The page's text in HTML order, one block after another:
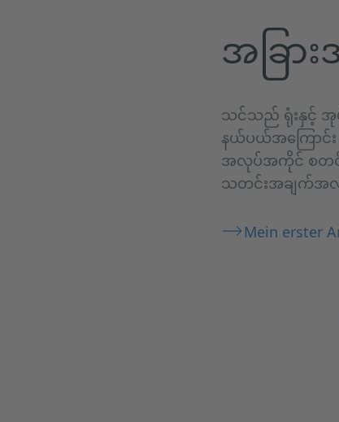
အခြာ
သင်သည် ရုံးနှင့် အု
နယ်ပယ်အကြောင်း
အလုပ်အကိုင် စတင်ခ
သတင်းအချက်အလ
Mein erster